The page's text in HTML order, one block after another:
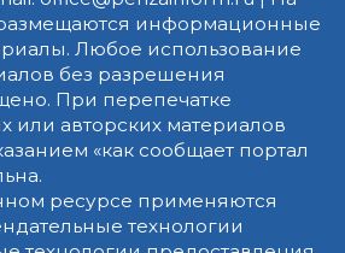
размещаются информационные
Любое использование
без разрешения
При перепечатке
авторских материалов
«как сообщает портал
ресурсе применяются
технологии